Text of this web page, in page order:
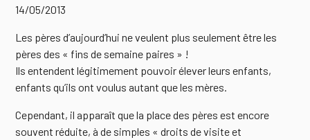
14/05/2013
Les pères d’aujourd’hui ne veulent plus seulement être les
pères des « fins de semaine paires » !
Ils entendent légitimement pouvoir élever leurs enfants,
enfants qu’ils ont voulus autant que les mères.
Cependant, il apparaît que la place des pères est encore
souvent réduite, à de simples « droits de visite et